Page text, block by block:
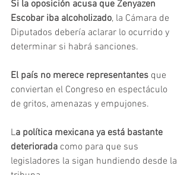
Si la oposición acusa que Zenyazen
Escobar iba alcoholizado, la Cámara de
Diputados debería aclarar lo ocurrido y
determinar si habrá sanciones.
El país no merece representantes que
conviertan el Congreso en espectáculo
de gritos, amenazas y empujones.
La política mexicana ya está bastante
deteriorada como para que sus
legisladores la sigan hundiendo desde la